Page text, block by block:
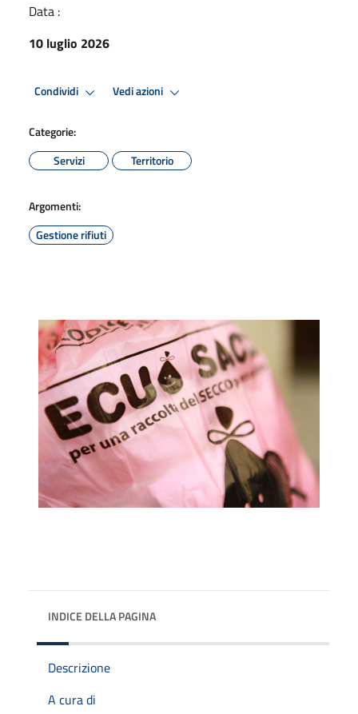
Data :
10 luglio 2026
Condividi Vedi azioni
Categorie:
Servizi
Territorio
Argomenti:
Gestione rifiuti
INDICE DELLA PAGINA
Descrizione
A cura di